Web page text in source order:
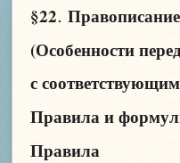
§22.
(Особенности
с
Правила и
Правила